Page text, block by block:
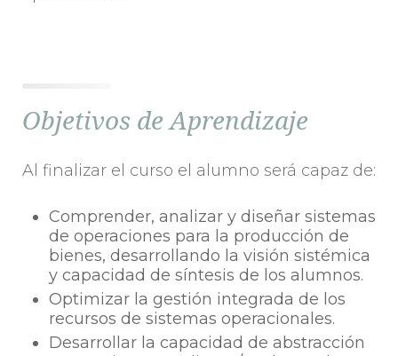
Objetivos de Aprendizaje
Al finalizar el curso el alumno será capaz de:
Comprender, analizar y diseñar sistemas
de operaciones para la producción de
bienes, desarrollando la visión sistémica
y capacidad de síntesis de los alumnos.
Optimizar la gestión integrada de los
recursos de sistemas operacionales.
Desarrollar la capacidad de abstracción